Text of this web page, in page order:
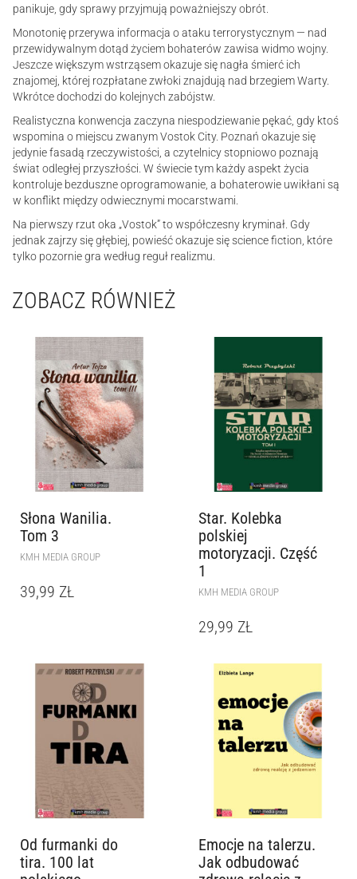
panikuje, gdy sprawy przyjmują poważniejszy obrót.
Monotonię przerywa informacja o ataku terrorystycznym — nad
przewidywalnym dotąd życiem bohaterów zawisa widmo wojny.
Jeszcze większym wstrząsem okazuje się nagła śmierć ich
znajomej, której rozpłatane zwłoki znajdują nad brzegiem Warty.
Wkrótce dochodzi do kolejnych zabójstw.
Realistyczna konwencja zaczyna niespodziewanie pękać, gdy ktoś
wspomina o miejscu zwanym Vostok City. Poznań okazuje się
jedynie fasadą rzeczywistości, a czytelnicy stopniowo poznają
świat odległej przyszłości. W świecie tym każdy aspekt życia
kontroluje bezduszne oprogramowanie, a bohaterowie uwikłani są
w konflikt między odwiecznymi mocarstwami.
Na pierwszy rzut oka „Vostok” to współczesny kryminał. Gdy
jednak zajrzy się głębiej, powieść okazuje się science fiction, które
tylko pozornie gra według reguł realizmu.
ZOBACZ RÓWNIEŻ
Słona Wanilia.
Tom 3
KMH MEDIA GROUP
39,99 ZŁ
Star. Kolebka
polskiej
motoryzacji. Część
1
KMH MEDIA GROUP
29,99 ZŁ
Od furmanki do
tira. 100 lat
Emocje na talerzu.
Jak odbudować